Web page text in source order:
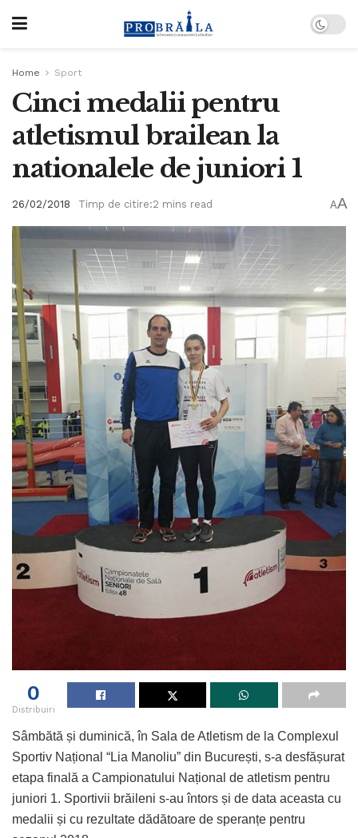
Home Sport
Cinci medalii pentru
atletismul brailean la
nationalele de juniori 1
26/02/2018 Timp de citire:2 mins read AA
0
Distribuiri
Sâmbătă și duminică, în Sala de Atletism de la Complexul
Sportiv Național “Lia Manoliu” din București, s-a desfășurat
etapa finală a Campionatului Național de atletism pentru
juniori 1. Sportivii brăileni s-au întors și de data aceasta cu
medalii și cu rezultate dădătoare de speranțe pentru